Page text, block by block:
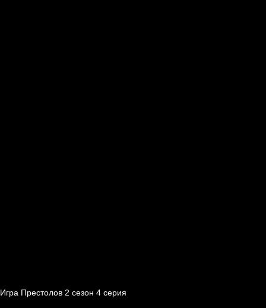
Игра Престолов 2 cезон 4 cерия